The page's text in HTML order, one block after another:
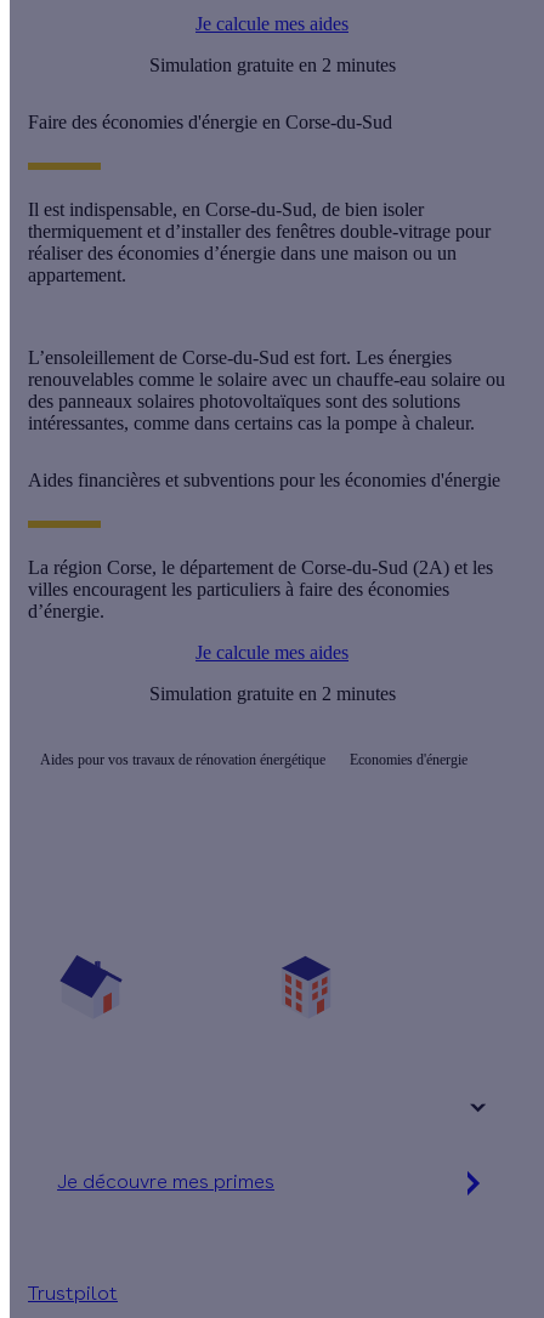
Je calcule mes aides
Simulation gratuite en 2 minutes
Faire des économies d'énergie en Corse-du-Sud
Il est indispensable, en Corse-du-Sud, de bien isoler
thermiquement et d’installer des fenêtres double-vitrage pour
réaliser des économies d’énergie dans une maison ou un
appartement.
L’ensoleillement de Corse-du-Sud est fort. Les énergies
renouvelables comme le solaire avec un chauffe-eau solaire ou
des panneaux solaires photovoltaïques sont des solutions
intéressantes, comme dans certains cas la pompe à chaleur.
Aides financières et subventions pour les économies d'énergie
La région Corse, le département de Corse-du-Sud (2A) et les
villes encouragent les particuliers à faire des économies
d’énergie.
Je calcule mes aides
Simulation gratuite en 2 minutes
Aides pour vos travaux de rénovation énergétique Economies d'énergie
Je découvre mes primes
Trustpilot